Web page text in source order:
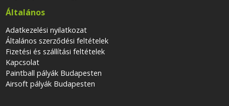
Általános
Adatkezelési nyilatkozat
Általános szerződési feltételek
Fizetési és szállítási feltételek
Kapcsolat
Paintball pályák Budapesten
Airsoft pályák Budapesten